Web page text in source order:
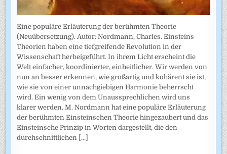
Eine populäre Erläuterung der berühmten Theorie
(Neuübersetzung). Autor: Nordmann, Charles. Einsteins
Theorien haben eine tiefgreifende Revolution in der
Wissenschaft herbeigeführt. In ihrem Licht erscheint die
Welt einfacher, koordinierter, einheitlicher. Wir werden von
nun an besser erkennen, wie großartig und kohärent sie ist,
wie sie von einer unnachgiebigen Harmonie beherrscht
wird. Ein wenig von dem Unaussprechlichen wird uns
klarer werden. M. Nordmann hat eine populäre Erläuterung
der berühmten Einsteinschen Theorie hingezaubert und das
Einsteinsche Prinzip in Worten dargestellt, die den
durchschnittlichen [...]